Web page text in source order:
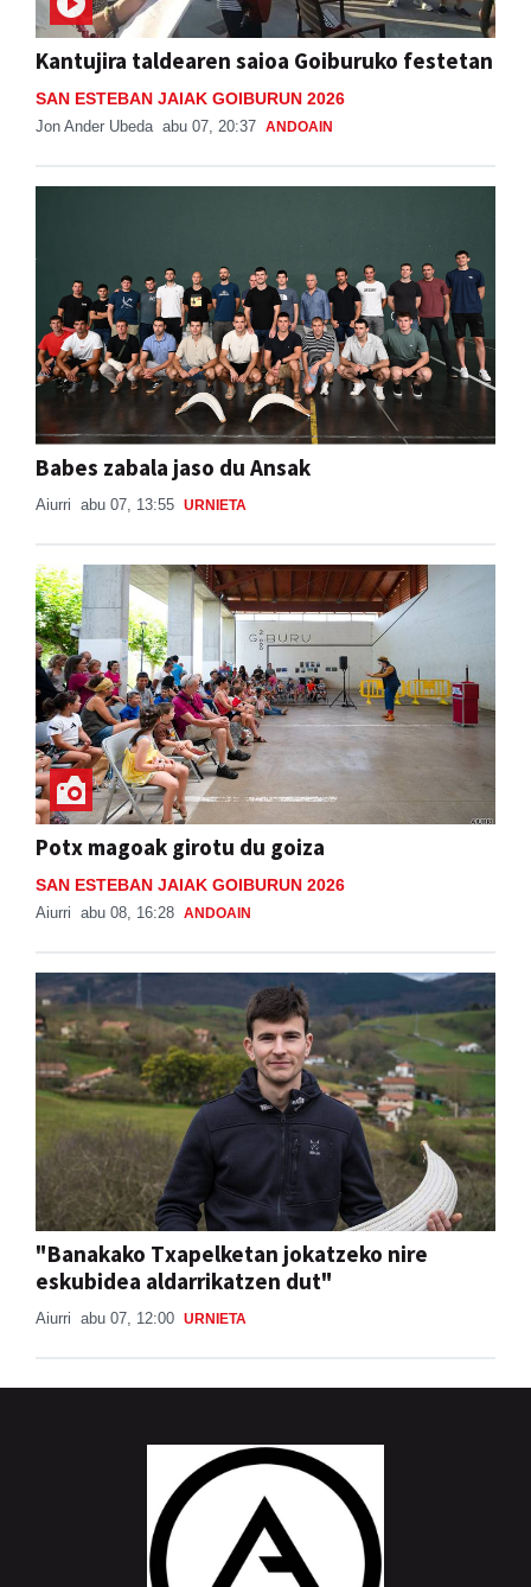
Kantujira taldearen saioa Goiburuko festetan
SAN ESTEBAN JAIAK GOIBURUN 2026
Jon Ander Ubeda abu 07, 20:37 ANDOAIN
Babes zabala jaso du Ansak
Aiurri abu 07, 13:55 URNIETA
Potx magoak girotu du goiza
SAN ESTEBAN JAIAK GOIBURUN 2026
Aiurri abu 08, 16:28 ANDOAIN
"Banakako Txapelketan jokatzeko nire
eskubidea aldarrikatzen dut"
Aiurri abu 07, 12:00 URNIETA